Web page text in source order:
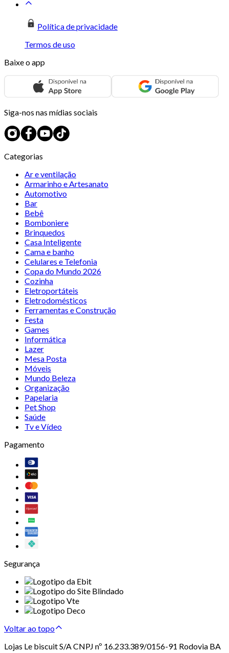
Política de privacidade
Termos de uso
Baixe o app
Siga-nos nas mídias sociais
Categorias
Ar e ventilação
Armarinho e Artesanato
Automotivo
Bar
Bebê
Bomboniere
Brinquedos
Casa Inteligente
Cama e banho
Celulares e Telefonia
Copa do Mundo 2026
Cozinha
Eletroportáteis
Eletrodomésticos
Ferramentas e Construção
Festa
Games
Informática
Lazer
Mesa Posta
Móveis
Mundo Beleza
Organização
Papelaria
Pet Shop
Saúde
Tv e Vídeo
Pagamento
Segurança
Voltar ao topo
Lojas Le biscuit S/A CNPJ nº 16.233.389/0156-91 Rodovia BA